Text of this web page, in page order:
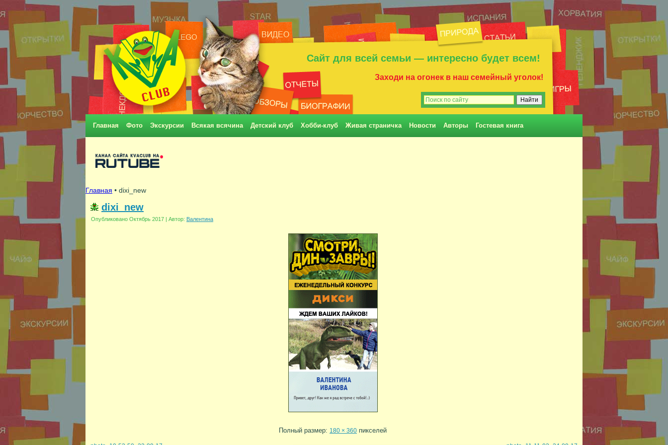
Сайт для всей семьи — интересно будет всем!
Заходи на огонек в наш семейный уголок!
Главная Фото Экскурсии Всякая всячина Детский клуб Хобби-клуб Живая страничка Новости Авторы Гостевая книга
Главная • dixi_new
dixi_new
Опубликовано Октябрь 2017 | Автор: Валентина
Полный размер: 180 × 360 пикселей